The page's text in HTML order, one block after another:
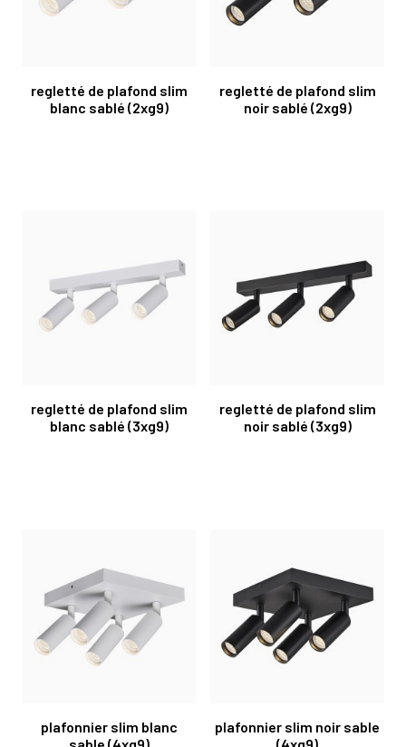
regletté de plafond slim
blanc sablé (2xg9)
regletté de plafond slim
noir sablé (2xg9)
regletté de plafond slim
blanc sablé (3xg9)
regletté de plafond slim
noir sablé (3xg9)
plafonnier slim blanc
sable (4xg9)
plafonnier slim noir sable
(4xg9)